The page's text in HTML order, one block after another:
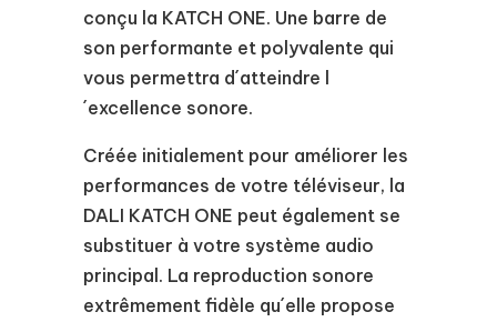
conçu la KATCH ONE. Une barre de
son performante et polyvalente qui
vous permettra d´atteindre l
´excellence sonore.
Créée initialement pour améliorer les
performances de votre téléviseur, la
DALI KATCH ONE peut également se
substituer à votre système audio
principal. La reproduction sonore
extrêmement fidèle qu´elle propose